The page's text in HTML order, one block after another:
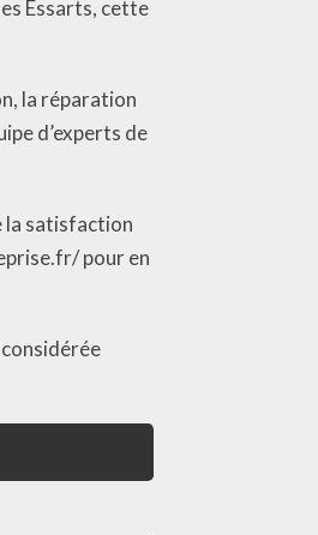
Essarts, cette
la réparation
d’experts de
la satisfaction
pour en